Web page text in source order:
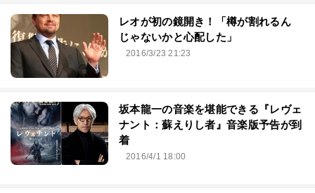
レオが初の鏡開き！「樽が割れるん
じゃないかと心配した」
2016/3/23 21:23
坂本龍一の音楽を堪能できる『レヴェ
ナント：蘇えりし者』音楽版予告が到
着
2016/4/1 18:00